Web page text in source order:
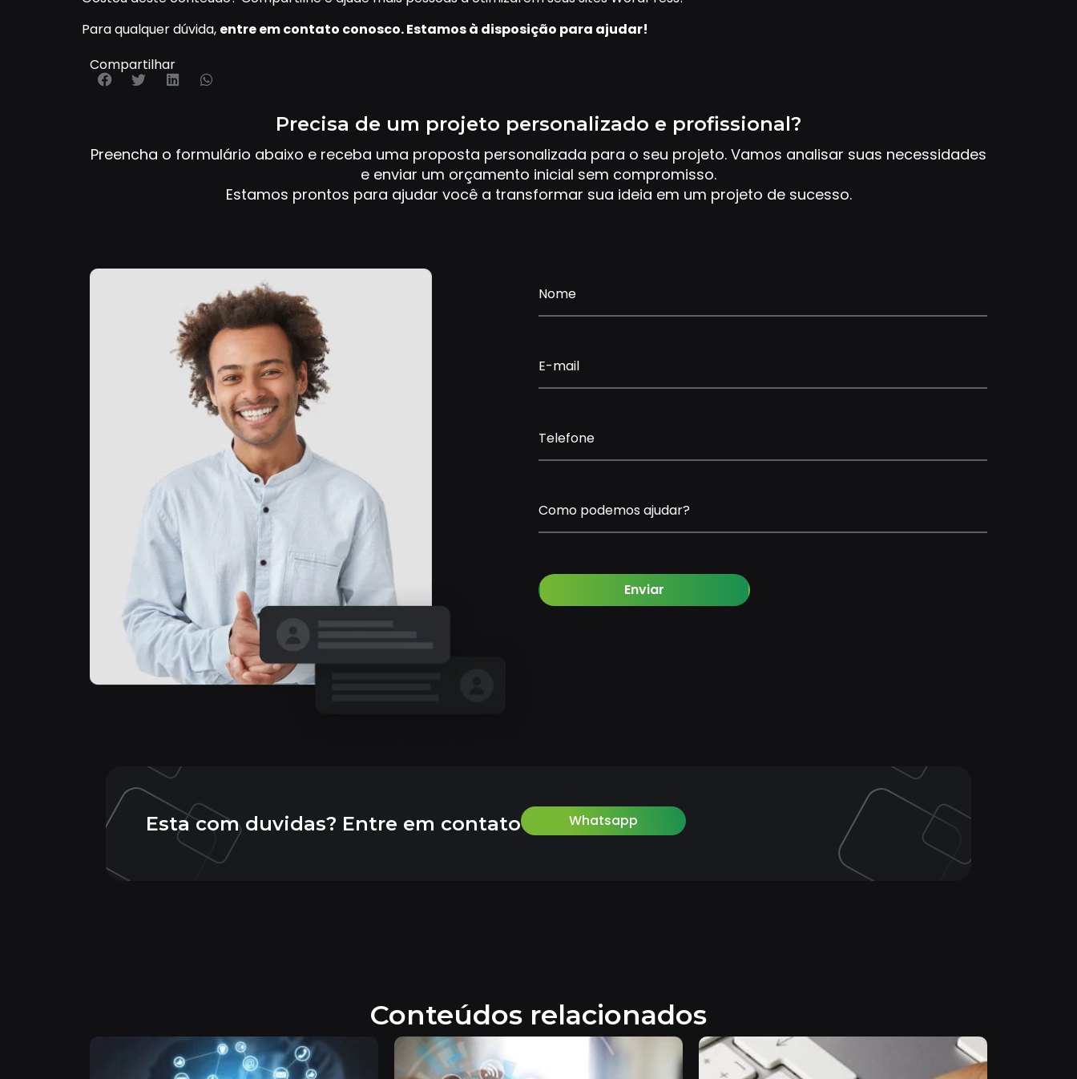
Para qualquer dúvida, entre em contato conosco. Estamos à disposição para ajudar!
Compartilhar
Precisa de um projeto personalizado e profissional?
Preencha o formulário abaixo e receba uma proposta personalizada para o seu projeto. Vamos analisar suas necessidades
e enviar um orçamento inicial sem compromisso.
Estamos prontos para ajudar você a transformar sua ideia em um projeto de sucesso.
Nome
E-mail
Telefone
Como podemos ajudar?
Enviar
Esta com duvidas? Entre em contato Whatsapp
Conteúdos relacionados